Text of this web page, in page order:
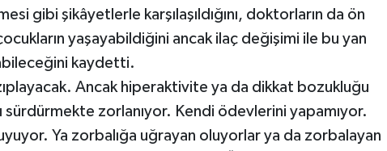
gibi şikâyetlerle karşılaşıldığını, doktorların da ön
yaşayabildiğini ancak ilaç değişimi ile bu yan
kaydetti.
Ancak hiperaktivite ya da dikkat bozukluğu
sürdürmekte zorlanıyor. Kendi ödevlerini yapamıyor.
Ya zorbalığa uğrayan oluyorlar ya da zorbalayan